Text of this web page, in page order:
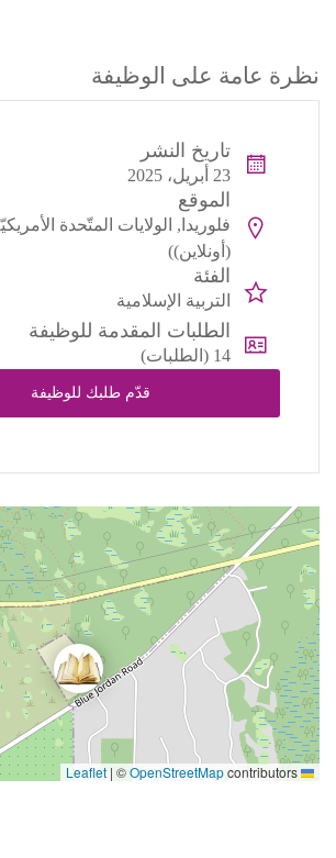
نظرة عامة على الوظيفة
تاريخ النشر
23 أبريل، 2025
الموقع
فلوريدا, الولايات المتّحدة
(أونلاين))
الفئة
التربية الإسلامية
الطلبات المقدمة للوظيفة
14 (الطلبات)
قدّم طلبك للوظيفة
| ©OpenStreetMapcontributors